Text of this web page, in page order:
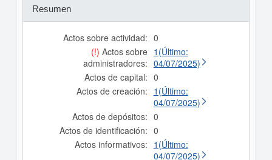
Resumen
Actos sobre actividad: 0
(!) Actos sobre
administradores:
1(Último:
04/07/2025)
Actos de capital: 0
Actos de creación: 1(Último:
04/07/2025)
Actos de depósitos: 0
Actos de identificación: 0
Actos informativos: 1(Último:
04/07/2025)